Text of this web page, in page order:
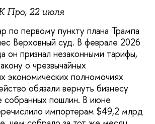
Про, 22 июля
по первому пункту плана Трампа
Верховный суд. В феврале 2026
он признал незаконными тарифы,
о чрезвычайных
экономических полномочиях
обязали вернуть бизнесу
пошлин. В июне
импортерам $49,2 млрд